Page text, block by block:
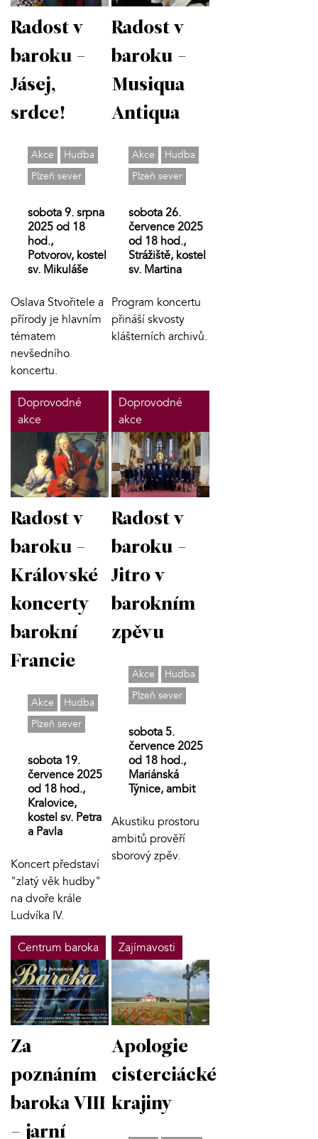
Radost v
baroku -
Jásej,
srdce!
Akce
Hudba
Plzeň sever
sobota 9. srpna
2025 od 18
hod.,
Potvorov, kostel
sv. Mikuláše
Oslava Stvořitele a
přírody je hlavním
tématem
nevšedního
koncertu.
Radost v
baroku -
Musiqua
Antiqua
Akce
Hudba
Plzeň sever
sobota 26.
července 2025
od 18 hod.,
Strážiště, kostel
sv. Martina
Program koncertu
přináší skvosty
klášterních archivů.
Doprovodné
akce
Radost v
baroku -
Královské
koncerty
barokní
Francie
Akce
Hudba
Plzeň sever
sobota 19.
července 2025
od 18 hod.,
Kralovice,
kostel sv. Petra
a Pavla
Koncert představí
"zlatý věk hudby"
na dvoře krále
Ludvíka IV.
Doprovodné
akce
Radost v
baroku -
Jitro v
barokním
zpěvu
Akce
Hudba
Plzeň sever
sobota 5.
července 2025
od 18 hod.,
Mariánská
Týnice, ambit
Akustiku prostoru
ambitů prověří
sborový zpěv.
Centrum baroka
Za
poznáním
baroka VIII
- jarní
Zajímavosti
Apologie
cisterciácké
krajiny